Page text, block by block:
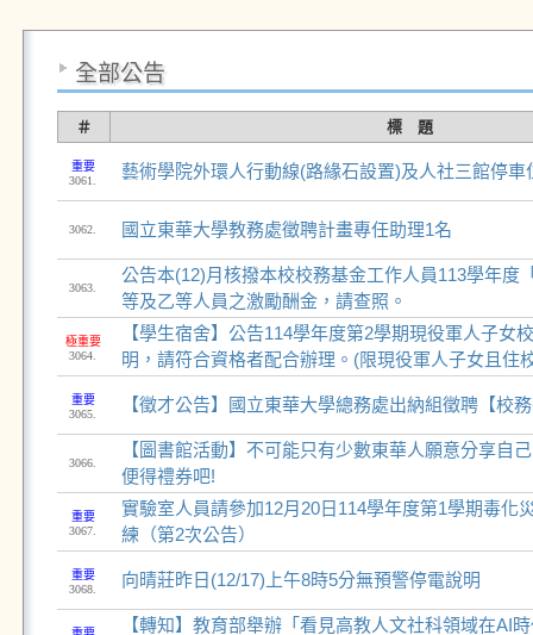
全部公告
＃ 標 題
重要
3061.
藝術學院外環人行動線(路緣石設置)及人社三館停
3062. 國立東華大學教務處徵聘計畫專任助理1名
3063.
公告本(12)月核撥本校校務基金工作人員113學年度
等及乙等人員之激勵酬金，請查照。
極重要
3064.
【學生宿舍】公告114學年度第2學期現役軍人子女
明，請符合資格者配合辦理。(限現役軍人子女且住
重要
3065.
【徵才公告】國立東華大學總務處出納組徵聘【校
3066.
【圖書館活動】不可能只有少數東華人願意分享自
便得禮券吧!
重要
3067.
實驗室人員請參加12月20日114學年度第1學期毒化
練（第2次公告）
重要
3068.
向晴莊昨日(12/17)上午8時5分無預警停電說明
【轉知】教育部舉辦「看見高教人文社科領域在AI